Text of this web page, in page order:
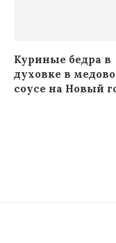
Куриные бедра в
духовке в
соусе на Новый